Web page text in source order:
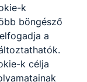
k
böngésző
a
k célja